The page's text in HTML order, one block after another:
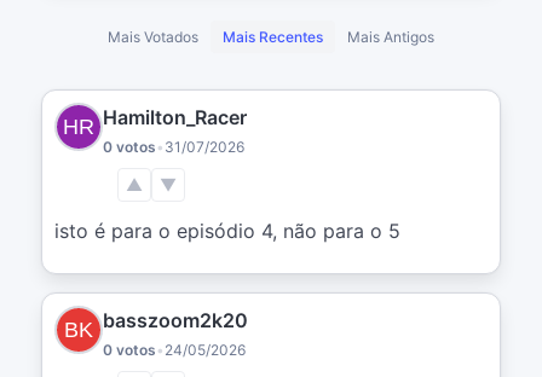
Mais Votados Mais Recentes Mais Antigos
Hamilton_Racer
0 votos • 31/07/2026
▲ ▼
isto é para o episódio 4, não para o 5
basszoom2k20
0 votos • 24/05/2026